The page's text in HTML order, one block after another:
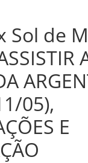
Sol de
05),
E